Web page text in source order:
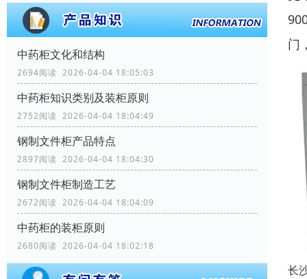
中药柜文化和结构
2694阅读 2026-04-04 18:05:03
中药柜知识类别及装柜原则
2752阅读 2026-04-04 18:04:49
钢制文件柜产品特点
2897阅读 2026-04-04 18:04:30
钢制文件柜制造工艺
2672阅读 2026-04-04 18:04:09
中药柜的装柜原则
2680阅读 2026-04-04 18:02:18
门
长